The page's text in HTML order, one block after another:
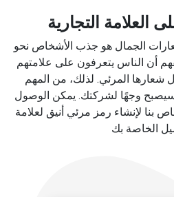
العلامة التجارية
الجمال هو جذب الأشخاص نحو
أن الناس يتعرفون على علامتهم
شعارها المرئي. لذلك، من المهم
سيصبح وجهًا لشركتك. يمكن الوصول
بنا لإنشاء رمز مرئي أنيق لعلامة